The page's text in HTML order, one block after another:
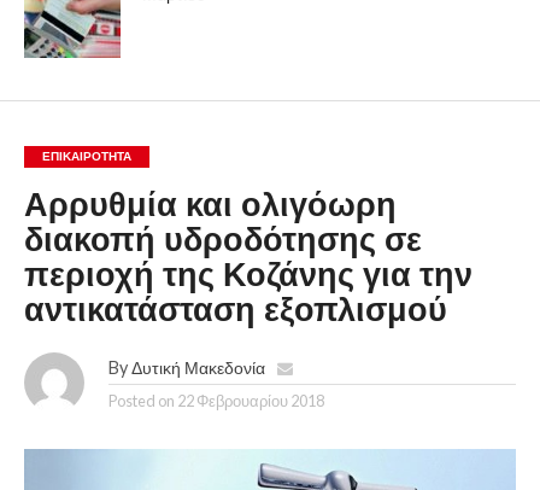
ΕΠΙΚΑΙΡΟΤΗΤΑ
Αρρυθμία και ολιγόωρη
διακοπή υδροδότησης σε
περιοχή της Κοζάνης για την
αντικατάσταση εξοπλισμού
By Δυτική Μακεδονία
Posted on 22 Φεβρουαρίου 2018